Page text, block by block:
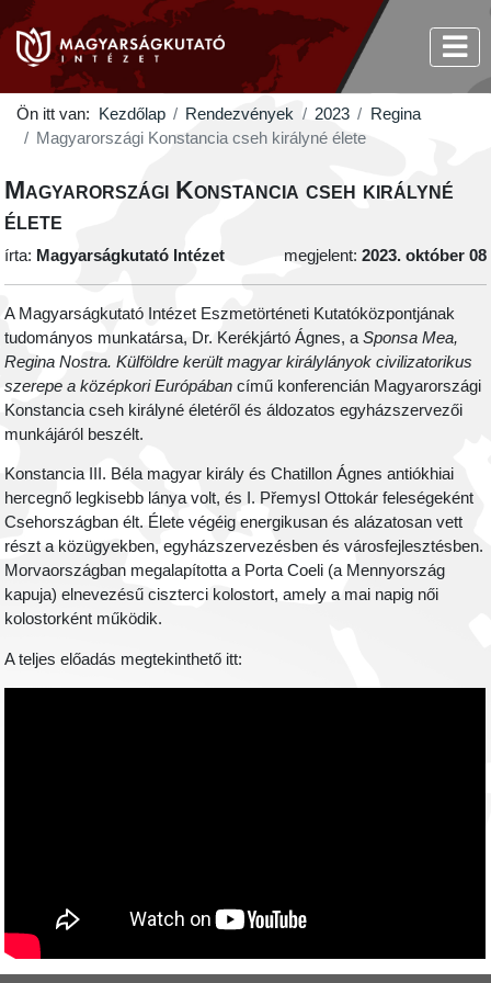
Ön itt van: Kezdőlap Rendezvények 2023
Regina
Magyarországi Konstancia cseh királyné élete
Magyarországi Konstancia cseh királyné
élete
írta: Magyarságkutató Intézet megjelent: 2023. október 08
A Magyarságkutató Intézet Eszmetörténeti Kutatóközpontjának
tudományos munkatársa, Dr. Kerékjártó Ágnes, aSponsa Mea,
Regina Nostra.Külföldre került magyar királylányok civilizatorikus
szerepe a középkori Európában című konferencián Magyarországi
Konstancia cseh királyné életéről és áldozatos egyházszervezői
munkájáról beszélt.
Konstancia III. Béla magyar király és Chatillon Ágnes antiókhiai
hercegnő legkisebb lánya volt, és I. Přemysl Ottokár feleségeként
Csehországban élt. Élete végéig energikusan és alázatosan vett
részt a közügyekben, egyházszervezésben és városfejlesztésben.
Morvaországban megalapította a Porta Coeli (a Mennyország
kapuja) elnevezésű ciszterci kolostort, amely a mai napig női
kolostorként működik.
A teljes előadás megtekinthető itt: